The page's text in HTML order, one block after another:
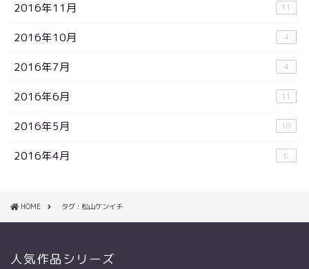
2016年11月 11
2016年10月 4
2016年7月 4
2016年6月 11
2016年5月 10
2016年4月 6
HOME タグ : 松山ケンイチ
人気作品シリーズ